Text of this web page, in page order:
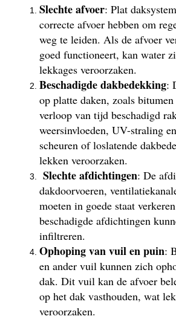
Slechte afvoer: Plat
correcte afvoer hebben om
weg te leiden. Als de afvoer
goed functioneert, kan water
lekkages veroorzaken.
Beschadigde dakbedekking:
op platte daken, zoals
verloop van tijd beschadigd
weersinvloeden, UV-straling
scheuren of loslatende
lekken veroorzaken.
Slechte afdichtingen: De
dakdoorvoeren,
moeten in goede staat
beschadigde afdichtingen
infiltreren.
Ophoping van vuil en puin:
en ander vuil kunnen zich
dak. Dit vuil kan de afvoer
op het dak vasthouden, wat
veroorzaken.